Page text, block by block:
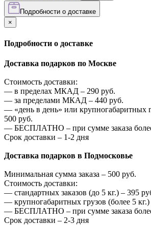
Подробности о доставке
×
Подробности о доставке
Доставка подарков по Москве
Стоимость доставки:
— в пределах МКАД – 290 руб.
— за пределами МКАД – 440 руб.
— «день в день» или крупногабаритных
500 руб.
— БЕСПЛАТНО – при сумме заказа
Срок доставки – 1-2 дня
Доставка подарков в Подмосковье
Минимальная сумма заказа – 500 руб.
Стоимость доставки:
— стандартных заказов (до 5 кг.) – 395
— крупногабаритных грузов (более 5 кг.)
— БЕСПЛАТНО – при сумме заказа
Срок доставки – 2-3 дня